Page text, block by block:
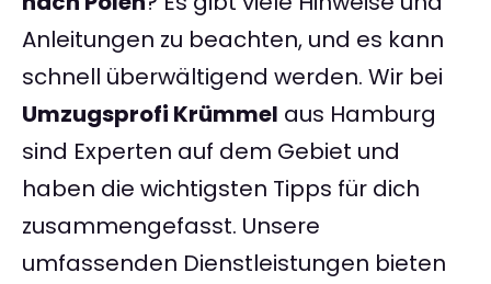
Anleitungen zu beachten, und es kann
schnell überwältigend werden. Wir bei
Umzugsprofi Krümmel aus Hamburg
sind Experten auf dem Gebiet und
haben die wichtigsten Tipps für dich
zusammengefasst. Unsere
umfassenden Dienstleistungen bieten